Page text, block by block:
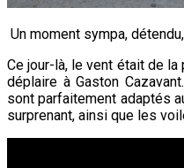
Un moment sympa,
Ce jour-là, le vent était de la
déplaire à Gaston
sont parfaitement adaptés
surprenant, ainsi que les